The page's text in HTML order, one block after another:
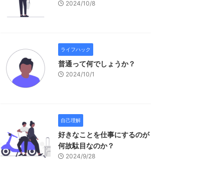
2024/10/8
ライフハック
普通って何でしょうか？
2024/10/1
自己理解
好きなことを仕事にするのが
何故駄目なのか？
2024/9/28